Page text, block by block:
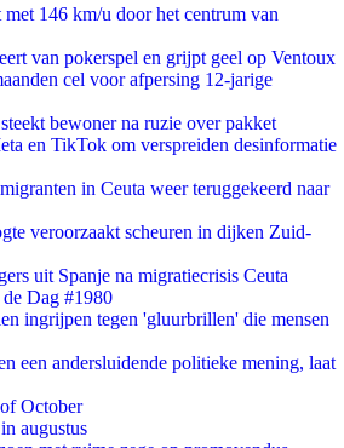
met 146 km/u door het centrum van
van pokerspel en grijpt geel op Ventoux
cel voor afpersing 12-jarige
bewoner na ruzie over pakket
en TikTok om verspreiden desinformatie
in Ceuta weer teruggekeerd naar
veroorzaakt scheuren in dijken Zuid-
uit Spanje na migratiecrisis Ceuta
Dag #1980
ingrijpen tegen 'gluurbrillen' die mensen
een andersluidende politieke mening, laat
October
augustus